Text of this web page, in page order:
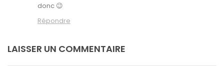
donc 😉
Répondre
LAISSER UN COMMENTAIRE